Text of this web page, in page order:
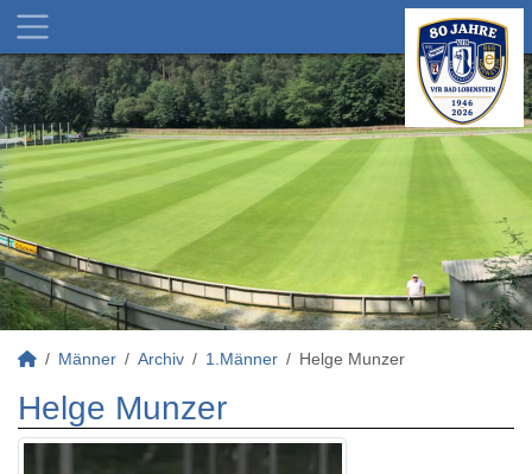
Männer Archiv 1.Männer Helge Munzer
Helge Munzer